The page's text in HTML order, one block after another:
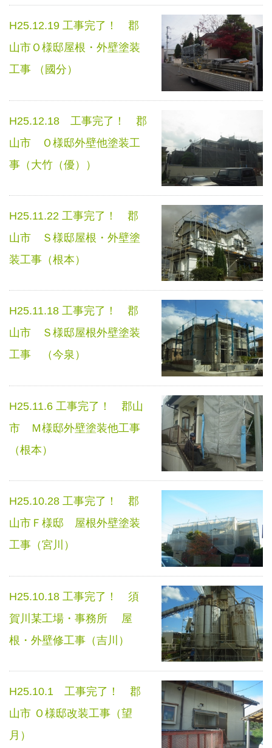
H25.12.19 工事完了！ 郡
山市Ｏ様邸屋根・外壁塗装
工事 （國分）
H25.12.18 工事完了！ 郡
山市 Ｏ様邸外壁他塗装工
事（大竹（優））
H25.11.22 工事完了！ 郡
山市 Ｓ様邸屋根・外壁塗
装工事（根本）
H25.11.18 工事完了！ 郡
山市 Ｓ様邸屋根外壁塗装
工事 （今泉）
H25.11.6 工事完了！ 郡山
市 Ｍ様邸外壁塗装他工事
（根本）
H25.10.28 工事完了！ 郡
山市Ｆ様邸 屋根外壁塗装
工事（宮川）
H25.10.18 工事完了！ 須
賀川某工場・事務所 屋
根・外壁修工事（吉川）
H25.10.1 工事完了！ 郡
山市 Ｏ様邸改装工事（望
月）